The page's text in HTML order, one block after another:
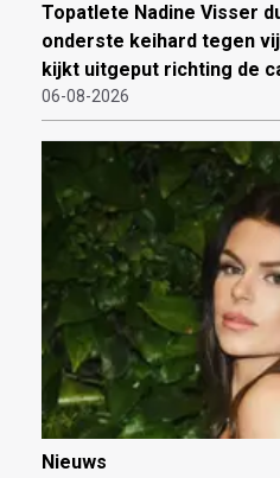
Topatlete Nadine Visser
onderste keihard tegen
kijkt uitgeput richting de
06-08-2026
Nieuws